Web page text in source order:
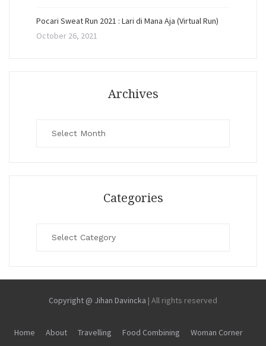
Pocari Sweat Run 2021 : Lari di Mana Aja (Virtual Run)
October 26, 2021
Archives
Categories
Copyright @ Jihan Davincka | All rights reserved
Home About Travelling Food Combining Woman Corner